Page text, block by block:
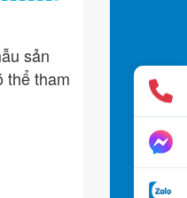
sản
thể tham